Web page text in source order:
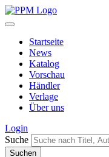
Startseite
News
Katalog
Vorschau
Händler
Verlage
Über uns
Login
Suche